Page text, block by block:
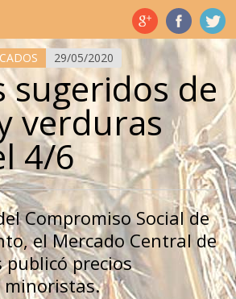
29/05/2020
sugeridos de
verduras
4/6
Compromiso Social de
el Mercado Central de
publicó precios
minoristas.